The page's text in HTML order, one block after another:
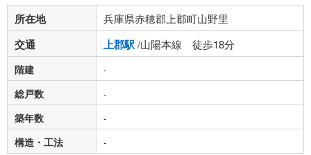
所在地 兵庫県赤穂郡上郡町山野里
交通 上郡駅/山陽本線 徒歩18分
階建
-
総戸数
-
築年数
-
構造・工法
-